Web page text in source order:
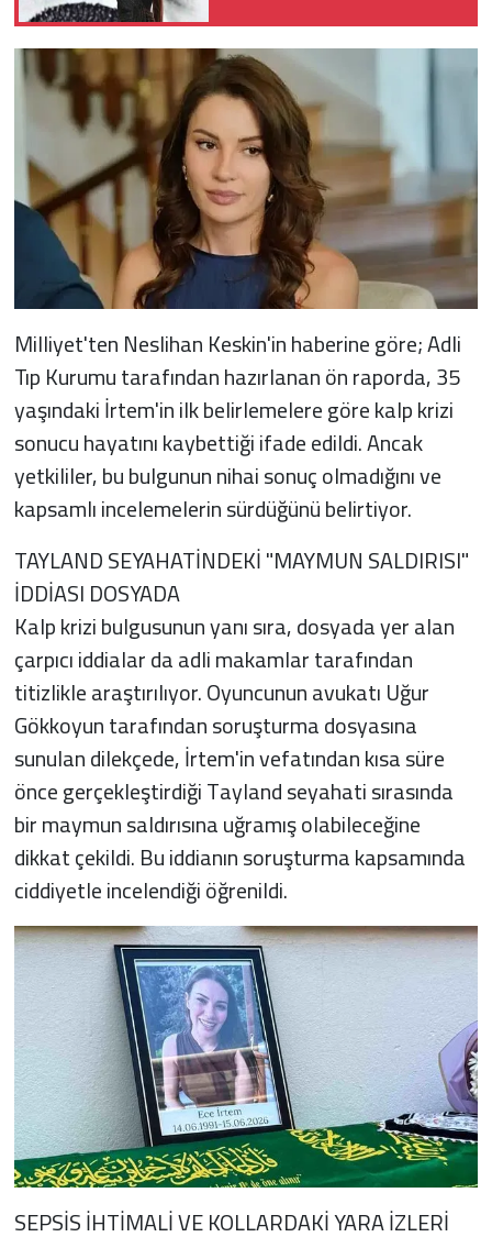
Milliyet'ten Neslihan Keskin'in haberine göre; Adli
Tıp Kurumu tarafından hazırlanan ön raporda, 35
yaşındaki İrtem'in ilk belirlemelere göre kalp krizi
sonucu hayatını kaybettiği ifade edildi. Ancak
yetkililer, bu bulgunun nihai sonuç olmadığını ve
kapsamlı incelemelerin sürdüğünü belirtiyor.
TAYLAND SEYAHATİNDEKİ "MAYMUN SALDIRISI"
İDDİASI DOSYADA
Kalp krizi bulgusunun yanı sıra, dosyada yer alan
çarpıcı iddialar da adli makamlar tarafından
titizlikle araştırılıyor. Oyuncunun avukatı Uğur
Gökkoyun tarafından soruşturma dosyasına
sunulan dilekçede, İrtem'in vefatından kısa süre
önce gerçekleştirdiği Tayland seyahati sırasında
bir maymun saldırısına uğramış olabileceğine
dikkat çekildi. Bu iddianın soruşturma kapsamında
ciddiyetle incelendiği öğrenildi.
SEPSİS İHTİMALİ VE KOLLARDAKİ YARA İZLERİ